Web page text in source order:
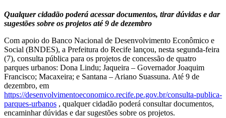
Qualquer cidadão poderá acessar documentos, tirar dúvidas e dar
sugestões sobre os projetos até 9 de dezembro
Com apoio do Banco Nacional de Desenvolvimento Econômico e
Social (BNDES), a Prefeitura do Recife lançou, nesta segunda-feira
(7), consulta pública para os projetos de concessão de quatro
parques urbanos: Dona Lindu; Jaqueira – Governador Joaquim
Francisco; Macaxeira; e Santana – Ariano Suassuna. Até 9 de
dezembro, em
https://desenvolvimentoeconomico.recife.pe.gov.br/consulta-publica-
parques-urbanos , qualquer cidadão poderá consultar documentos,
encaminhar dúvidas e dar sugestões sobre os projetos.